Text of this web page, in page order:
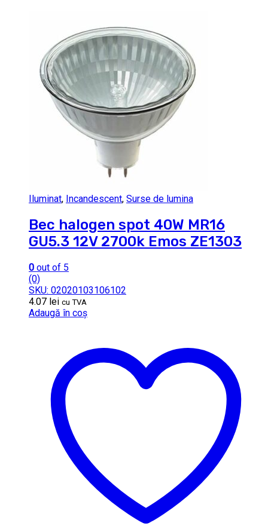
Iluminat, Incandescent, Surse de lumina
Bec halogen spot 40W MR16
GU5.3 12V 2700k Emos ZE1303
0 out of 5
(0)
SKU: 02020103106102
4.07 lei cu TVA
Adaugă în coș